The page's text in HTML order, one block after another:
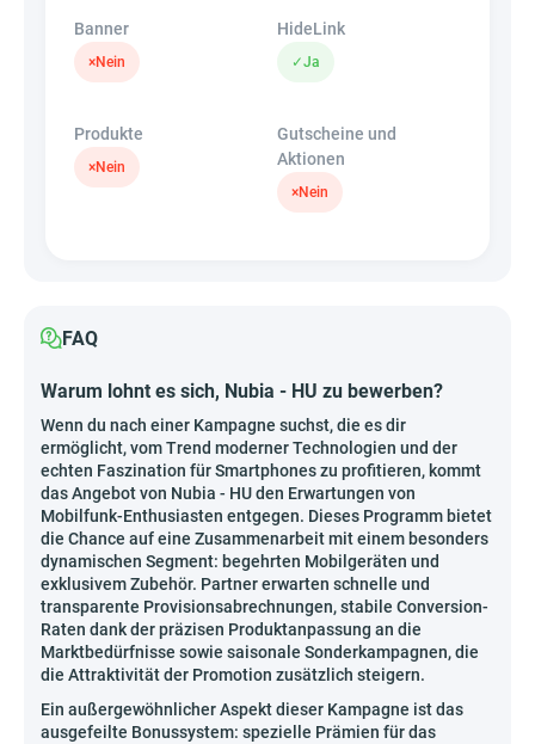
Banner
×Nein
HideLink
✓Ja
Produkte
×Nein
Gutscheine und
Aktionen
×Nein
FAQ
Warum lohnt es sich, Nubia - HU zu bewerben?
Wenn du nach einer Kampagne suchst, die es dir
ermöglicht, vom Trend moderner Technologien und der
echten Faszination für Smartphones zu profitieren, kommt
das Angebot von Nubia - HU den Erwartungen von
Mobilfunk-Enthusiasten entgegen. Dieses Programm bietet
die Chance auf eine Zusammenarbeit mit einem besonders
dynamischen Segment: begehrten Mobilgeräten und
exklusivem Zubehör. Partner erwarten schnelle und
transparente Provisionsabrechnungen, stabile Conversion-
Raten dank der präzisen Produktanpassung an die
Marktbedürfnisse sowie saisonale Sonderkampagnen, die
die Attraktivität der Promotion zusätzlich steigern.
Ein außergewöhnlicher Aspekt dieser Kampagne ist das
ausgefeilte Bonussystem: spezielle Prämien für das